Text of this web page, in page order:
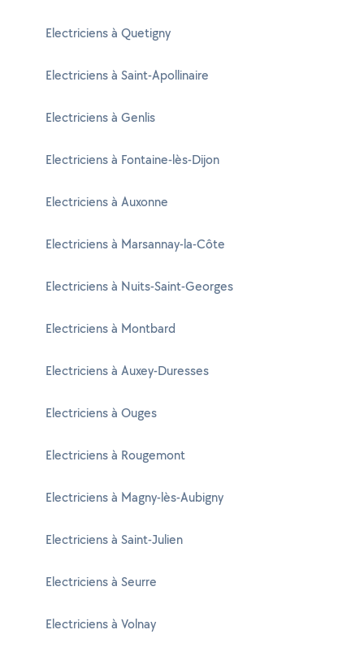
Electriciens à Quetigny
Electriciens à Saint-Apollinaire
Electriciens à Genlis
Electriciens à Fontaine-lès-Dijon
Electriciens à Auxonne
Electriciens à Marsannay-la-Côte
Electriciens à Nuits-Saint-Georges
Electriciens à Montbard
Electriciens à Auxey-Duresses
Electriciens à Ouges
Electriciens à Rougemont
Electriciens à Magny-lès-Aubigny
Electriciens à Saint-Julien
Electriciens à Seurre
Electriciens à Volnay